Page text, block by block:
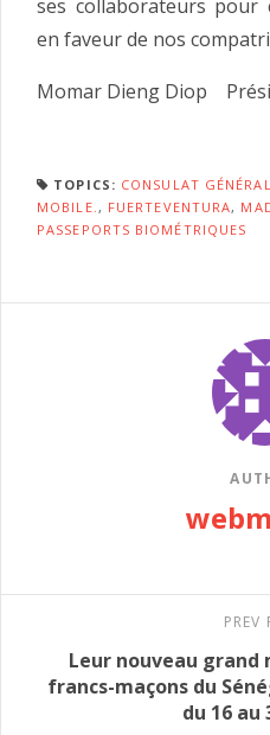
ses collaborateurs pour
en faveur de nos
Momar Dieng Diop
TOPICS: CONSULAT
MOBILE., FUERTEVENTURA,
PASSEPORTS BIOMÉTRIQUES
PREV
Leur nouveau
francs-maçons du
du 16